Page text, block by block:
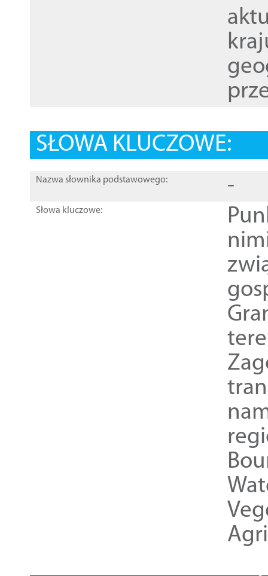
SŁOWA KLUCZOWE:
Nazwa słownika podstawowego: -
Słowa kluczowe: